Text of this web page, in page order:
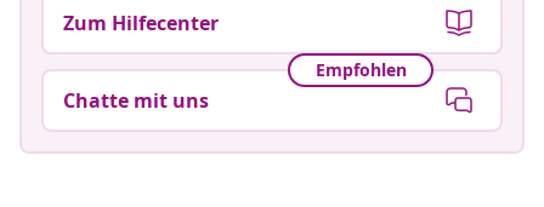
Zum Hilfecenter
Empfohlen
Chatte mit uns